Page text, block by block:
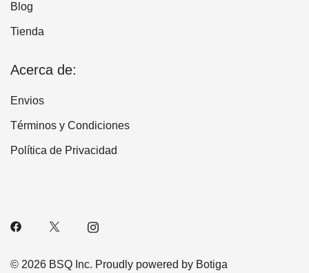
Blog
Tienda
Acerca de:
Envios
Términos y Condiciones
Política de Privacidad
© 2026 BSQ Inc. Proudly powered by Botiga